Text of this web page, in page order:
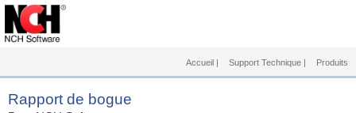
Accueil | Support Technique | Produits
Rapport de bogue